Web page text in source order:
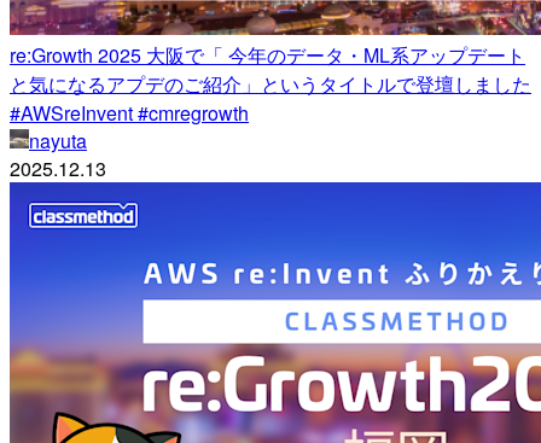
re:Growth 2025 大阪で「 今年のデータ・ML系アップデート
と気になるアプデのご紹介」というタイトルで登壇しました
#AWSreInvent #cmregrowth
nayuta
2025.12.13